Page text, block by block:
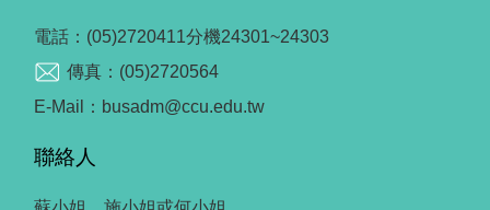
電話：(05)2720411分機24301~24303
傳真：(05)2720564
E-Mail：busadm@ccu.edu.tw
聯絡人